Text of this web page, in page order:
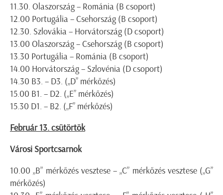
11.30. Olaszország – Románia (B csoport)
12.00 Portugália – Csehország (B csoport)
12.30. Szlovákia – Horvátország (D csoport)
13.00 Olaszország – Csehország (B csoport)
13.30 Portugália – Románia (B csoport)
14.00 Horvátország – Szlovénia (D csoport)
14.30 B3. – D3. („D” mérkőzés)
15.00 B1. – D2. („E” mérkőzés)
15.30 D1. – B2. („F” mérkőzés)
Február 13. csütörtök
Városi Sportcsarnok
10.00 „B” mérkőzés vesztese – „C” mérkőzés vesztese („G”
mérkőzés)